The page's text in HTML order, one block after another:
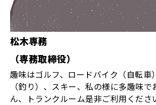
松木専務
（専務取締役）
趣味はゴルフ、ロードバイク（自転車
（釣り）、スキー、私の様に多趣味
ん、トランクルーム是非ご利用くださ